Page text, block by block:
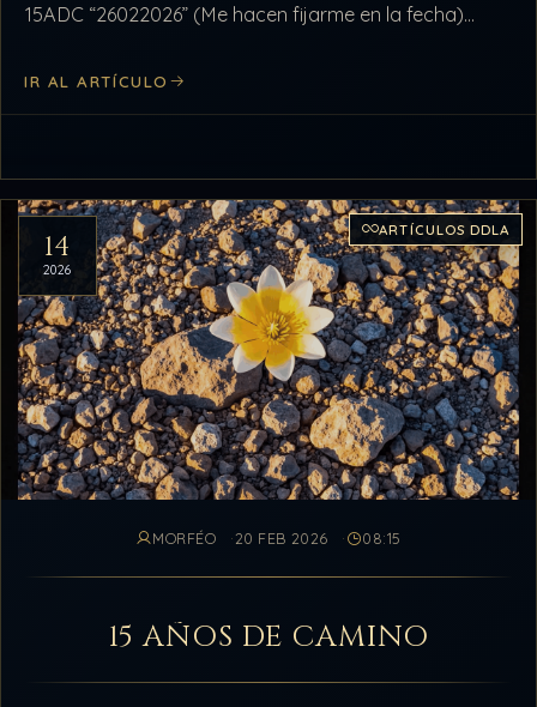
15ADC “26022026” (Me hacen fijarme en la fecha)
IR AL ARTÍCULO
14
2026
ARTÍCULOS DDLA
MORFÉO 20 FEB 2026 08:15
15 AÑOS DE CAMINO